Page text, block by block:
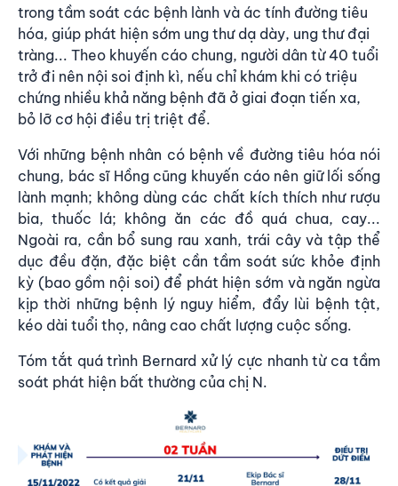
trong tầm soát các bệnh lành và ác tính đường tiêu
hóa, giúp phát hiện sớm ung thư dạ dày, ung thư đại
tràng... Theo khuyến cáo chung, người dân từ 40 tuổi
trở đi nên nội soi định kì, nếu chỉ khám khi có triệu
chứng nhiều khả năng bệnh đã ở giai đoạn tiến xa,
bỏ lỡ cơ hội điều trị triệt để.
Với những bệnh nhân có bệnh về đường tiêu hóa nói
chung, bác sĩ Hồng cũng khuyến cáo nên giữ lối sống
lành mạnh; không dùng các chất kích thích như rượu
bia, thuốc lá; không ăn các đồ quá chua, cay...
Ngoài ra, cần bổ sung rau xanh, trái cây và tập thể
dục đều đặn, đặc biệt cần tầm soát sức khỏe định
kỳ (bao gồm nội soi) để phát hiện sớm và ngăn ngừa
kịp thời những bệnh lý nguy hiểm, đẩy lùi bệnh tật,
kéo dài tuổi thọ, nâng cao chất lượng cuộc sống.
Tóm tắt quá trình Bernard xử lý cực nhanh từ ca tầm
soát phát hiện bất thường của chị N.